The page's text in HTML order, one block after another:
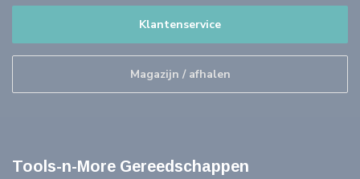
Klantenservice
Magazijn / afhalen
Tools-n-More Gereedschappen